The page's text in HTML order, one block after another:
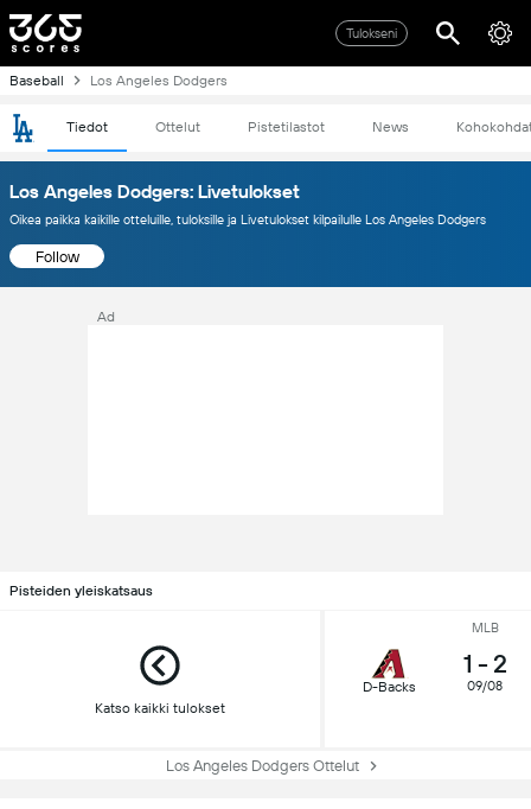
Tulokseni
Baseball Los Angeles Dodgers
Tiedot Ottelut Pistetilastot News
Los Angeles Dodgers: Livetulokset
Oikea paikka kaikille otteluille, tuloksille ja Livetulokset kilpailulle Los Angeles Dodgers
Follow
Ad
Pisteiden yleiskatsaus
Katso kaikki tulokset
MLB
D-Backs
1 - 2
09/08
Los Angeles Dodgers Ottelut